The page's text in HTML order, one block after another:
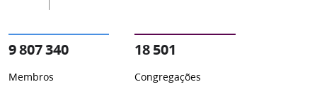
9 807 340
Membros
18 501
Congregações